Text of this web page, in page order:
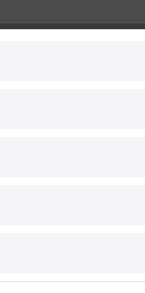
verschiedenen